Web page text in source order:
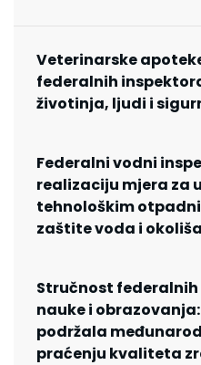
Veterinarske
federalnih
životinja, ljudi i
Federalni vodni
realizaciju mjera za
tehnološkim
zaštite voda i okoliša
Stručnost
nauke i
podržala
praćenju kvaliteta